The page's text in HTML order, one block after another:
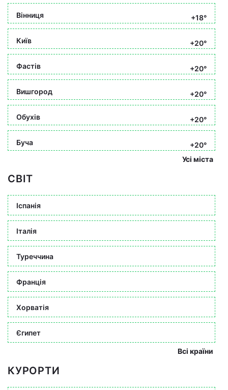
Вінниця +18°
Київ +20°
Фастів +20°
Вишгород +20°
Обухів +20°
Буча
+20°
Усі міста
СВІТ
Іспанія
Італія
Туреччина
Франція
Хорватія
Єгипет
Всі країни
КУРОРТИ